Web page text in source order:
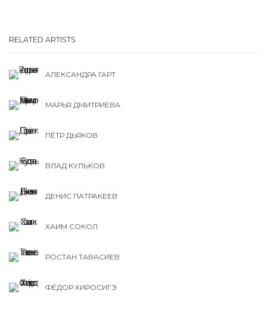
RELATED ARTISTS
АЛЕКСАНДРА ГАРТ
МАРЬЯ ДМИТРИЕВА
ПЁТР ДЬЯКОВ
ВЛАД КУЛЬКОВ
ДЕНИС ПАТРАКЕЕВ
ХАИМ СОКОЛ
РОСТАН ТАВАСИЕВ
ФЁДОР ХИРОСИГЭ